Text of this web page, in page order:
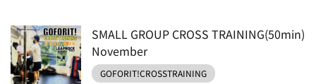
SMALL GROUP CROSS TRAINING(50min)
November
GOFORIT!CROSSTRAINING